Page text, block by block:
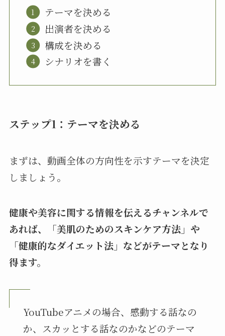
テーマを決める
出演者を決める
構成を決める
シナリオを書く
ステップ1：テーマを決める
まずは、動画全体の方向性を示すテーマを決定
しましょう。
健康や美容に関する情報を伝えるチャンネルで
あれば、「美肌のためのスキンケア方法」や
「健康的なダイエット法」などがテーマとなり
得ます。
YouTubeアニメの場合、感動する話なの
か、スカッとする話なのかなどのテーマ